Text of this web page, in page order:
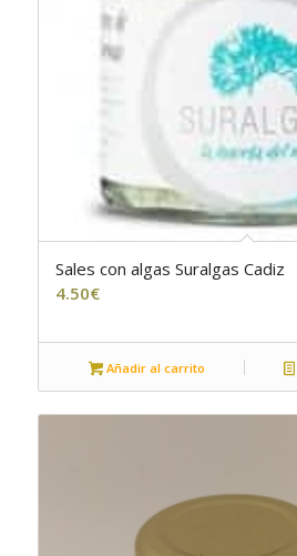
5.00
Sales con algas Suralgas Cadiz
4.50€
Añadir al carrito